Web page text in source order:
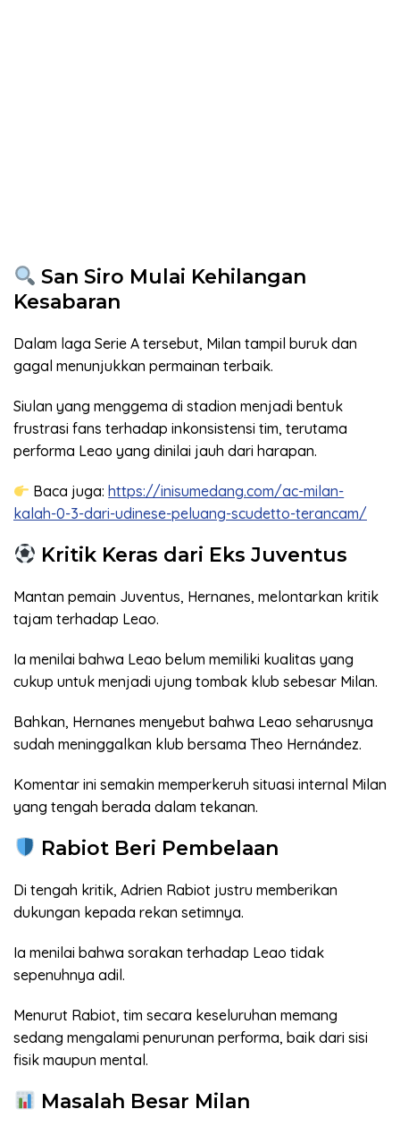
San Siro Mulai Kehilangan
Kesabaran
Dalam laga Serie A tersebut, Milan tampil buruk dan
gagal menunjukkan permainan terbaik.
Siulan yang menggema di stadion menjadi bentuk
frustrasi fans terhadap inkonsistensi tim, terutama
performa Leao yang dinilai jauh dari harapan.
Baca juga: https://inisumedang.com/ac-milan-
kalah-0-3-dari-udinese-peluang-scudetto-terancam/
Kritik Keras dari Eks Juventus
Mantan pemain Juventus, Hernanes, melontarkan kritik
tajam terhadap Leao.
Ia menilai bahwa Leao belum memiliki kualitas yang
cukup untuk menjadi ujung tombak klub sebesar Milan.
Bahkan, Hernanes menyebut bahwa Leao seharusnya
sudah meninggalkan klub bersama Theo Hernández.
Komentar ini semakin memperkeruh situasi internal Milan
yang tengah berada dalam tekanan.
Rabiot Beri Pembelaan
Di tengah kritik, Adrien Rabiot justru memberikan
dukungan kepada rekan setimnya.
Ia menilai bahwa sorakan terhadap Leao tidak
sepenuhnya adil.
Menurut Rabiot, tim secara keseluruhan memang
sedang mengalami penurunan performa, baik dari sisi
fisik maupun mental.
Masalah Besar Milan